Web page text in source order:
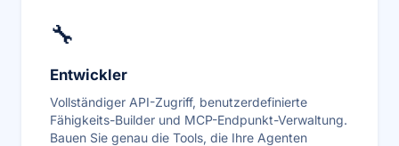
🔧
Entwickler
Vollständiger API-Zugriff, benutzerdefinierte
Fähigkeits-Builder und MCP-Endpunkt-Verwaltung.
Bauen Sie genau die Tools, die Ihre Agenten